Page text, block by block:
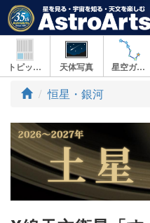
トピックス 天体写真 星空ガイド
ト
プ
恒星・銀河